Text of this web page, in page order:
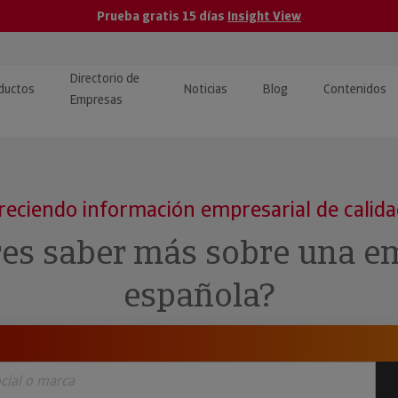
Prueba gratis 15 días Insight View
y ERP
· Recuperación de
Directorio de
Empresas
Noticias Blog Contenidos
Pública
Investigada
información empresarial de
saber más sobre una
española?